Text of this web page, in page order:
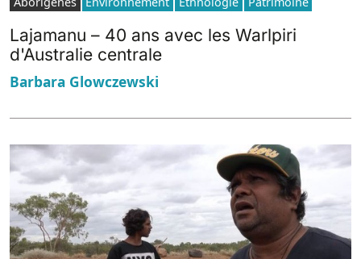
Lajamanu – 40 ans avec les Warlpiri
d'Australie centrale
Barbara Glowczewski